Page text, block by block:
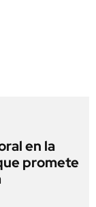
en la
promete